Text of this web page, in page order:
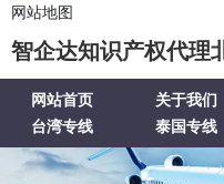
网站地图
智企达知识产权代理
网站首页 关于我们
台湾专线
泰国专线